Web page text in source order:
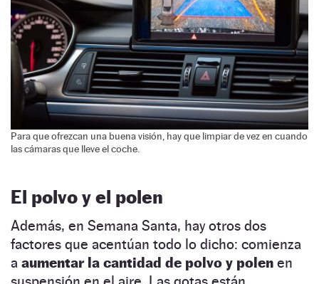
Para que ofrezcan una buena visión, hay que limpiar de vez en cuando
las cámaras que lleve el coche.
El polvo y el polen
Además, en Semana Santa, hay otros dos
factores que acentúan todo lo dicho: comienza
a aumentar la cantidad de polvo y polen en